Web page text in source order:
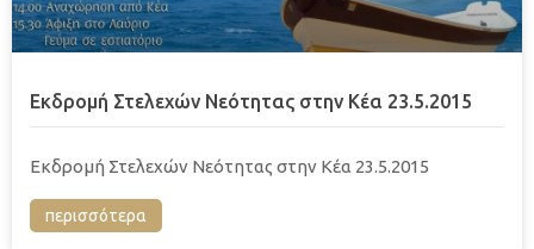
Εκδρομή Στελεχών Νεότητας στην Κέα 23.5.2015
Εκδρομή Στελεχών Νεότητας στην Κέα 23.5.2015
περισσότερα